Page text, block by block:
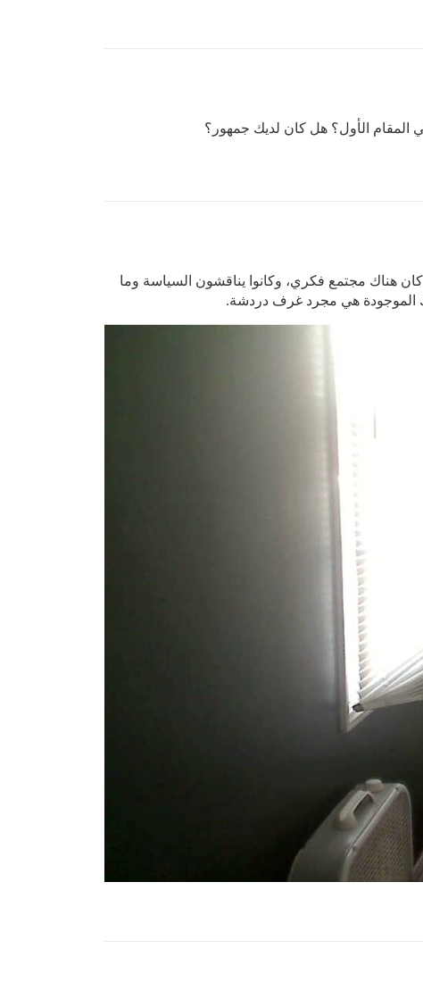
المقام الأول؟ هل كان لديك جمهور؟
كان هناك مجتمع فكري، وكانوا يناقشون السياسة وما
الموجودة هي مجرد غرف دردشة.